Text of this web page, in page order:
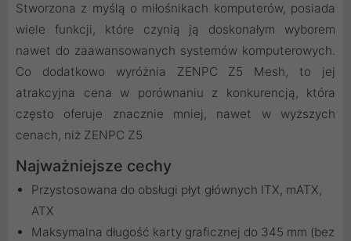
Stworzona z myślą o miłośnikach komputerów, posiada
wiele funkcji, które czynią ją doskonałym wyborem
nawet do zaawansowanych systemów komputerowych.
Co dodatkowo wyróżnia ZENPC Z5 Mesh, to jej
atrakcyjna cena w porównaniu z konkurencją, która
często oferuje znacznie mniej, nawet w wyższych
cenach, niż ZENPC Z5
Najważniejsze cechy
Przystosowana do obsługi płyt głównych ITX, mATX,
ATX
Maksymalna długość karty graficznej do 345 mm (bez